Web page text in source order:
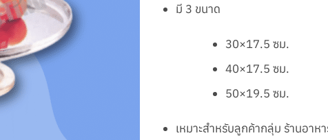
มี 3 ขนาด
30×17.5 ซม.
40×17.5 ซม.
50×19.5 ซม.
เหมาะสำหรับลูกค้ากลุ่ม ร้านอาหา